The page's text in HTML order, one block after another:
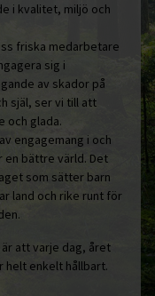
i kvalitet, miljö och
friska medarbetare
sig i
av skador på
själ, ser vi till att
och glada.
engagemang i och
bättre värld. Det
som sätter barn
land och rike runt för
att varje dag, året
helt enkelt hållbart.